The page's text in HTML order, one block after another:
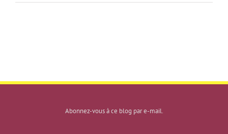
Abonnez-vous à ce blog par e-mail.